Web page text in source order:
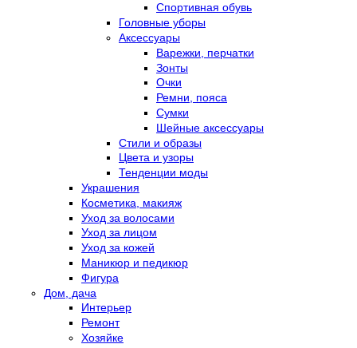
Спортивная обувь
Головные уборы
Аксессуары
Варежки, перчатки
Зонты
Очки
Ремни, пояса
Сумки
Шейные аксессуары
Стили и образы
Цвета и узоры
Тенденции моды
Украшения
Косметика, макияж
Уход за волосами
Уход за лицом
Уход за кожей
Маникюр и педикюр
Фигура
Дом, дача
Интерьер
Ремонт
Хозяйке